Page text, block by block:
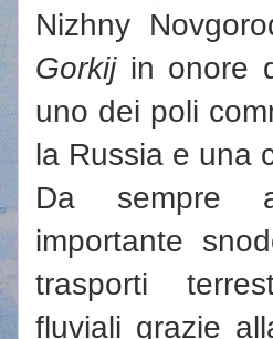
Nizhny
Gorkijin onore
uno dei poli
la Russia e una
Da sempre
importante
trasporti
fluviali grazie